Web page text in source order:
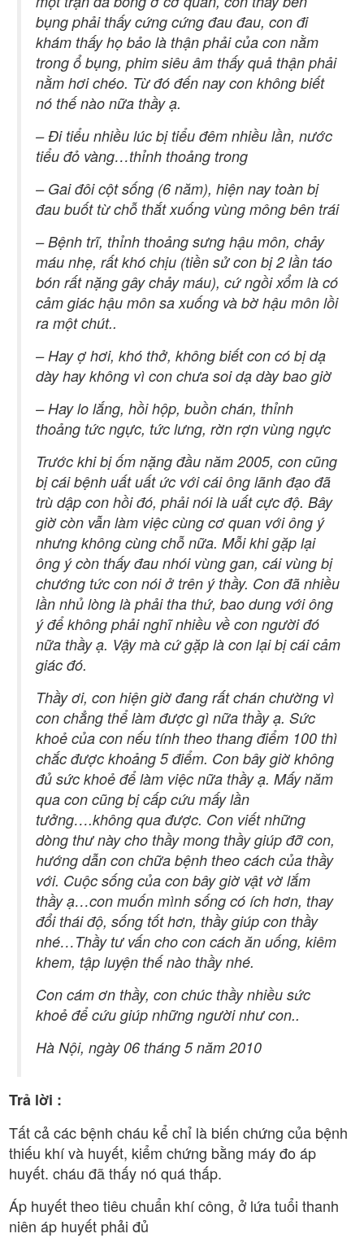
bụng phải thấy cứng cứng đau đau, con đi
khám thấy họ bảo là thận phải của con nằm
trong ổ bụng, phim siêu âm thấy quả thận phải
nằm hơi chéo. Từ đó đến nay con không biết
nó thế nào nữa thầy ạ.
– Đi tiểu nhiều lúc bị tiểu đêm nhiều lần, nước
tiểu đỏ vàng…thỉnh thoảng trong
– Gai đôi cột sống (6 năm), hiện nay toàn bị
đau buốt từ chỗ thắt xuống vùng mông bên trái
– Bệnh trĩ, thỉnh thoảng sưng hậu môn, chảy
máu nhẹ, rất khó chịu (tiền sử con bị 2 lần táo
bón rất nặng gây chảy máu), cứ ngồi xổm là có
cảm giác hậu môn sa xuống và bờ hậu môn lồi
ra một chút..
– Hay ợ hơi, khó thở, không biết con có bị dạ
dày hay không vì con chưa soi dạ dày bao giờ
– Hay lo lắng, hồi hộp, buồn chán, thỉnh
thoảng tức ngực, tức lưng, rờn rợn vùng ngực
Trước khi bị ốm nặng đầu năm 2005, con cũng
bị cái bệnh uất uất ức với cái ông lãnh đạo đã
trù dập con hồi đó, phải nói là uất cực độ. Bây
giờ còn vẫn làm việc cùng cơ quan với ông ý
nhưng không cùng chỗ nữa. Mỗi khi gặp lại
ông ý còn thấy đau nhói vùng gan, cái vùng bị
chướng tức con nói ở trên ý thầy. Con đã nhiều
lần nhủ lòng là phải tha thứ, bao dung với ông
ý để không phải nghĩ nhiều về con người đó
nữa thầy ạ. Vậy mà cứ gặp là con lại bị cái cảm
giác đó.
Thầy ơi, con hiện giờ đang rất chán chường vì
con chẳng thể làm được gì nữa thầy ạ. Sức
khoẻ của con nếu tính theo thang điểm 100 thì
chắc được khoảng 5 điểm. Con bây giờ không
đủ sức khoẻ để làm việc nữa thầy ạ. Mấy năm
qua con cũng bị cấp cứu mấy lần
tưởng….không qua được. Con viết những
dòng thư này cho thầy mong thầy giúp đỡ con,
hướng dẫn con chữa bệnh theo cách của thầy
với. Cuộc sống của con bây giờ vật vờ lắm
thầy ạ…con muốn mình sống có ích hơn, thay
đổi thái độ, sống tốt hơn, thầy giúp con thầy
nhé…Thầy tư vấn cho con cách ăn uống, kiêm
khem, tập luyện thế nào thầy nhé.
Con cám ơn thầy, con chúc thầy nhiều sức
khoẻ để cứu giúp những người như con..
Hà Nội, ngày 06 tháng 5 năm 2010
Trả lời :
Tất cả các bệnh cháu kể chỉ là biến chứng của bệnh
thiếu khí và huyết, kiểm chứng bằng máy đo áp
huyết. cháu đã thấy nó quá thấp.
Áp huyết theo tiêu chuẩn khí công, ở lứa tuổi thanh
niên áp huyết phải đủ